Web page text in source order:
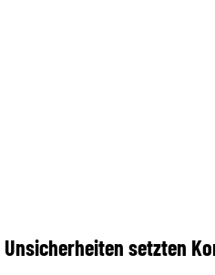
Unsicherheiten setzten